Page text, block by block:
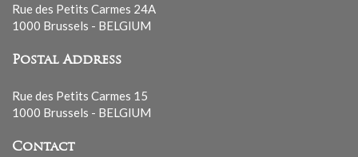
Rue des Petits Carmes 24A
1000 Brussels - BELGIUM
Postal Address
Rue des Petits Carmes 15
1000 Brussels - BELGIUM
Contact